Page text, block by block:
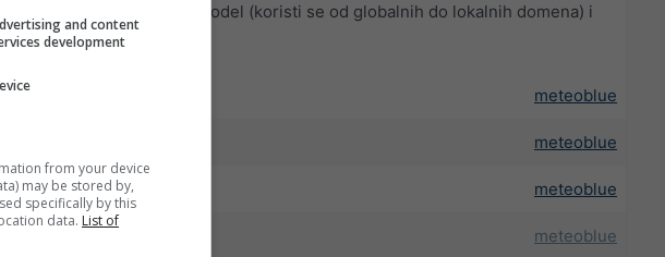
NEMS je višeskalarni model (koristi se od globalnih do lokalnih domena) i
meteoblue
meteoblue
16:46 UTC meteoblue
meteoblue
and content
development
from your device
may be stored by,
specifically by this
data. List of